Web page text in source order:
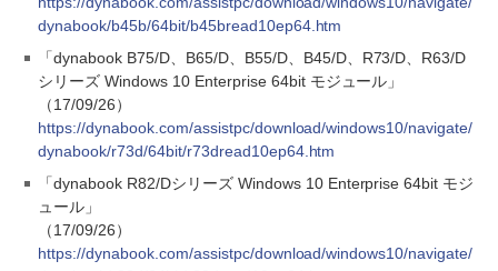
dynabook/b45b/64bit/b45bread10ep64.htm
「dynabook B75/D、B65/D、B55/D、B45/D、R73/D、R63/D
シリーズ Windows 10 Enterprise 64bit モジュール」
（17/09/26）
https://dynabook.com/assistpc/download/windows10/navigate/
dynabook/r73d/64bit/r73dread10ep64.htm
「dynabook R82/Dシリーズ Windows 10 Enterprise 64bit モジ
ュール」
（17/09/26）
https://dynabook.com/assistpc/download/windows10/navigate/